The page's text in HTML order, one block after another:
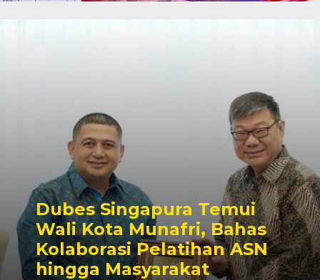
Dubes Singapura Temui
Wali Kota Munafri, Bahas
Kolaborasi Pelatihan ASN
hingga Masyarakat